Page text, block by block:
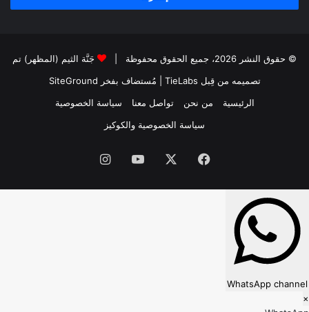
© حقوق النشر 2026، جميع الحقوق محفوظة |
جَنَّة الثيم (المظهر) تم
تصميمه من قِبل TieLabs
| مُستضاف بفخر SiteGround
الرئيسية
من نحن تواصل معنا
سياسة الخصوصية
سياسة الخصوصية والكوكيز
فيسبوك ‫YouTubeانستقرام
WhatsApp channel
×